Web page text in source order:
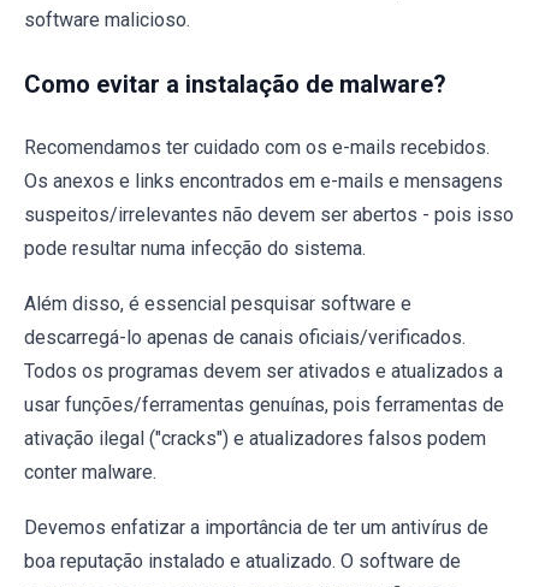
software malicioso.
Como evitar a instalação de malware?
Recomendamos ter cuidado com os e-mails recebidos.
Os anexos e links encontrados em e-mails e mensagens
suspeitos/irrelevantes não devem ser abertos - pois isso
pode resultar numa infecção do sistema.
Além disso, é essencial pesquisar software e
descarregá-lo apenas de canais oficiais/verificados.
Todos os programas devem ser ativados e atualizados a
usar funções/ferramentas genuínas, pois ferramentas de
ativação ilegal ("cracks") e atualizadores falsos podem
conter malware.
Devemos enfatizar a importância de ter um antivírus de
boa reputação instalado e atualizado. O software de